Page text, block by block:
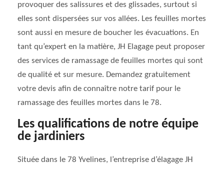
provoquer des salissures et des glissades, surtout si
elles sont dispersées sur vos allées. Les feuilles mortes
sont aussi en mesure de boucher les évacuations. En
tant qu’expert en la matière, JH Elagage peut proposer
des services de ramassage de feuilles mortes qui sont
de qualité et sur mesure. Demandez gratuitement
votre devis afin de connaître notre tarif pour le
ramassage des feuilles mortes dans le 78.
Les qualifications de notre équipe
de jardiniers
Située dans le 78 Yvelines, l’entreprise d’élagage JH